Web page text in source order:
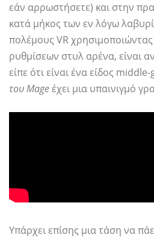
εάν αρρωστήσετε) και στην
κατά μήκος των εν λόγω
πολέμους VR
ρυθμίσεων στυλ αρένα, είναι
είπε ότι είναι ένα είδος
του Mageέχει μια υπαινιγμό
Υπάρχει επίσης μια τάση να